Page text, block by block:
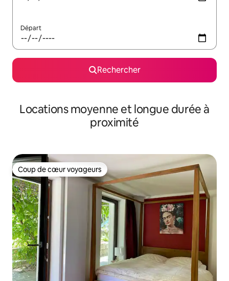
Départ
Rechercher
Locations moyenne et longue durée à
proximité
Coup de cœur voyageurs
Coup de cœur voyageurs